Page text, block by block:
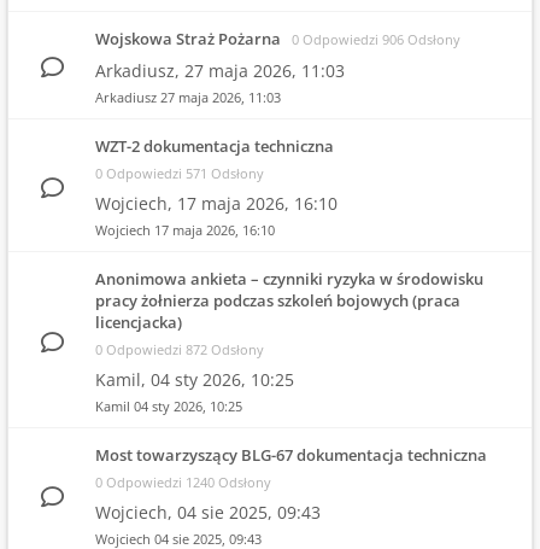
Wojskowa Straż Pożarna 0 Odpowiedzi 906 Odsłony
Arkadiusz, 27 maja 2026, 11:03
Arkadiusz 27 maja 2026, 11:03
WZT-2 dokumentacja techniczna
0 Odpowiedzi 571 Odsłony
Wojciech, 17 maja 2026, 16:10
Wojciech 17 maja 2026, 16:10
Anonimowa ankieta – czynniki ryzyka w środowisku
pracy żołnierza podczas szkoleń bojowych (praca
licencjacka)
0 Odpowiedzi 872 Odsłony
Kamil, 04 sty 2026, 10:25
Kamil 04 sty 2026, 10:25
Most towarzyszący BLG-67 dokumentacja techniczna
0 Odpowiedzi 1240 Odsłony
Wojciech, 04 sie 2025, 09:43
Wojciech 04 sie 2025, 09:43